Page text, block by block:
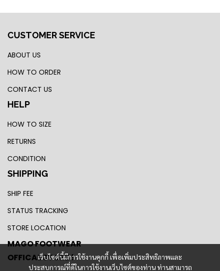
เว็บไซต์นี้มีการใช้งานคุกกี้ เพื่อเพิ่มประสิทธิภาพและ
ประสบการณ์ที่ดีในการใช้งานเว็บไซต์ของท่าน ท่านสามารถ
CUSTOMER SERVICE
ABOUT US
HOW TO ORDER
CONTACT US
HELP
HOW TO SIZE
RETURNS
CONDITION
SHIPPING
SHIP FEE
STATUS TRACKING
STORE LOCATION
MAGO FOOTWEAR
OFFICAL STORE !